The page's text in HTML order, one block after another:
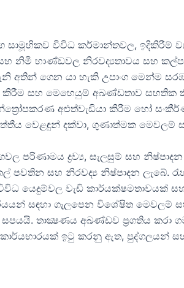
සාමූහිකව විවිධ කර්මාන්තවල, ඉදිකිරීම්
නිමි භාණ්ඩවල නිරවද්‍යතාවය සහ
අතින් ගෙන යා හැකි උපාංග මෙන්ම
සහ මෙහෙයුම් අඛණ්ඩතාව සහතික
අළුත්වැඩියා කිරීම හෝ
වෙළඳුන් දක්වා, ගුණාත්මක මෙවලම් සහ
පරිණාමය ද්‍රව්‍ය, සැලසුම් සහ
පවතින සහ නිරවද්‍ය නිෂ්පාදන ලැබේ.
යෙදුම්වල වැඩි කාර්යක්ෂමතාවයක්
සඳහා ගැලපෙන විශේෂිත මෙවලම්
තාක්‍ෂණය අඛණ්ඩව ප්‍රගතිය කරා
ඉටු කරනු ඇත, පුද්ගලයන්